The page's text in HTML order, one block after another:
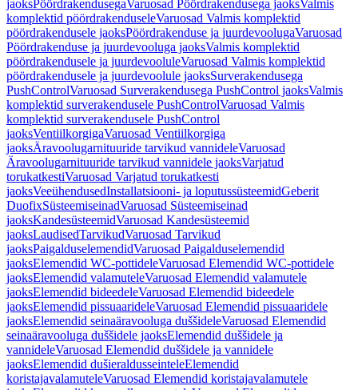
jaoksPöördrakendusegaVaruosad Pöördrakendusega jaoksValmis
komplektid pöördrakenduseleVaruosad Valmis komplektid
pöördrakendusele jaoksPöördrakenduse ja juurdevoolugaVaruosad
Pöördrakenduse ja juurdevooluga jaoksValmis komplektid
pöördrakendusele ja juurdevooluleVaruosad Valmis komplektid
pöördrakendusele ja juurdevoolule jaoksSurverakendusega
PushControlVaruosad Surverakendusega PushControl jaoksValmis
komplektid surverakendusele PushControlVaruosad Valmis
komplektid surverakendusele PushControl
jaoksVentiilkorgigaVaruosad Ventiilkorgiga
jaoksÄravoolugarnituuride tarvikud vannideleVaruosad
Äravoolugarnituuride tarvikud vannidele jaoksVarjatud
torukatkestiVaruosad Varjatud torukatkesti
jaoksVeeühendusedInstallatsiooni- ja loputussüsteemidGeberit
DuofixSüsteemiseinadVaruosad Süsteemiseinad
jaoksKandesüsteemidVaruosad Kandesüsteemid
jaoksLaudisedTarvikudVaruosad Tarvikud
jaoksPaigalduselemendidVaruosad Paigalduselemendid
jaoksElemendid WC-pottideleVaruosad Elemendid WC-pottidele
jaoksElemendid valamuteleVaruosad Elemendid valamutele
jaoksElemendid bideedeleVaruosad Elemendid bideedele
jaoksElemendid pissuaarideleVaruosad Elemendid pissuaaridele
jaoksElemendid seinaäravooluga duššideleVaruosad Elemendid
seinaäravooluga duššidele jaoksElemendid duššidele ja
vannideleVaruosad Elemendid duššidele ja vannidele
jaoksElemendid dušieraldusseinteleElemendid
koristajavalamuteleVaruosad Elemendid koristajavalamutele